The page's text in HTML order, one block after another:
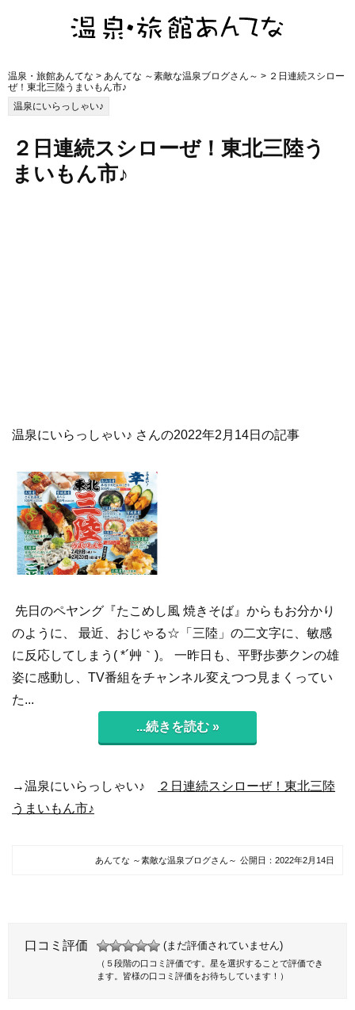
温泉・旅館あんてな > あんてな ～素敵な温泉ブログさん～ > ２日連続スシロー
ぜ！東北三陸うまいもん市♪
温泉にいらっしゃい♪
２日連続スシローぜ！東北三陸う
まいもん市♪
温泉にいらっしゃい♪ さんの2022年2月14日の記事
先日のペヤング『たこめし風 焼きそば』からもお分かり
のように、 最近、おじゃる☆「三陸」の二文字に、敏感
に反応してしまう( *´艸｀)。 一昨日も、平野歩夢クンの雄
姿に感動し、TV番組をチャンネル変えつつ見まくってい
た...
...続きを読む »
→温泉にいらっしゃい♪
２日連続スシローぜ！東北三陸
うまいもん市♪
あんてな ～素敵な温泉ブログさん～ 公開日： 2022年2月14日
口コミ評価 (まだ評価されていません)
（５段階の口コミ評価です。星を選択することで評価でき
ます。皆様の口コミ評価をお待ちしています！）